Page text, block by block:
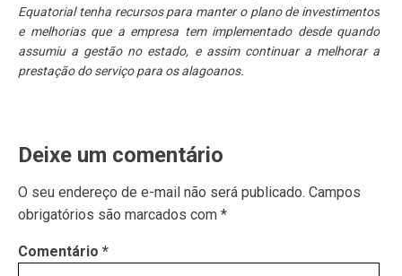
Equatorial tenha recursos para manter o plano de investimentos
e melhorias que a empresa tem implementado desde quando
assumiu a gestão no estado, e assim continuar a melhorar a
prestação do serviço para os alagoanos.
Deixe um comentário
O seu endereço de e-mail não será publicado. Campos
obrigatórios são marcados com *
Comentário *